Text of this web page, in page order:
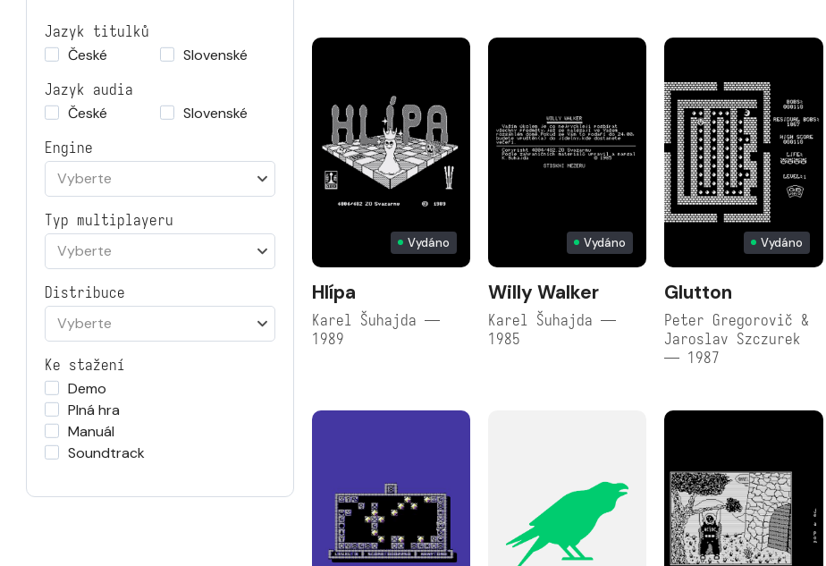
Jazyk titulků
České
Slovenské
Jazyk audia
České
Slovenské
Engine
Vyberte
Typ multiplayeru
Vyberte
Distribuce
Vyberte
Ke stažení
Demo
Plná hra
Manuál
Soundtrack
Vydáno
Hlípa
Karel Šuhajda —
1989
Vydáno
Willy Walker
Karel Šuhajda —
1985
Vydáno
Glutton
Peter Gregorovič &
Jaroslav Szczurek
— 1987